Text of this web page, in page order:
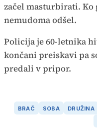
začel masturbirati. Ko
nemudoma odšel.
Policija je 60-letnika
končani preiskavi pa
predali v pripor.
BRAČ SOBA DRUŽINA